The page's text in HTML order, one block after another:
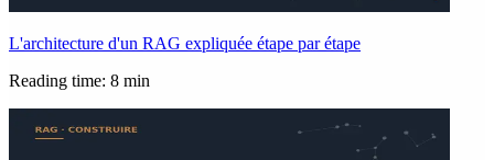
L'architecture d'un RAG expliquée étape par étape
Reading time: 8 min